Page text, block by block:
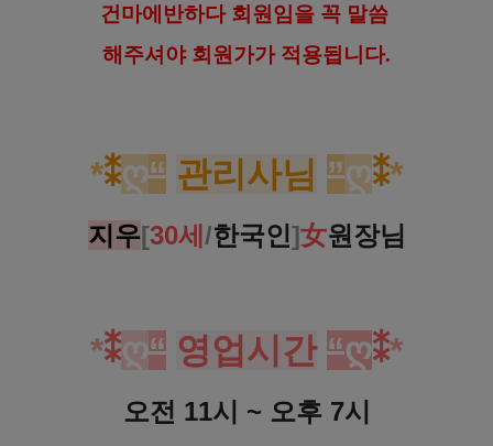
건마에반하다 회원임을 꼭 말씀
해 주셔야 회원가가 적용됩니다.
*⁑ღ“ 관리사님 ”ღ⁑*
지우[30세 /한국인]女원장님
*⁑ “ 영업시간 “ღ⁑*
오전 11시 ~ 오후 7시